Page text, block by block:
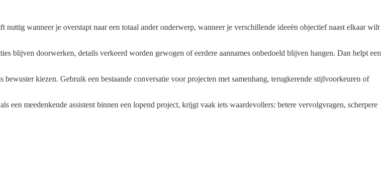
wanneer je overstapt naar een totaal ander onderwerp, wanneer je verschillende ideeën objectief naast elkaar wilt
blijven doorwerken, details verkeerd worden gewogen of eerdere aannames onbedoeld blijven hangen. Dan helpt een
kiezen. Gebruik een bestaande conversatie voor projecten met samenhang, terugkerende stijlvoorkeuren of
een meedenkende assistent binnen een lopend project, krijgt vaak iets waardevollers: betere vervolgvragen, scherpere